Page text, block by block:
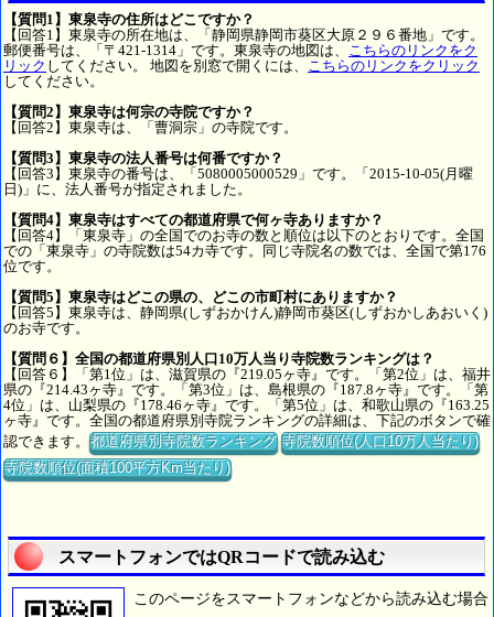
【質問1】東泉寺の住所はどこですか？
【回答1】東泉寺の所在地は、「静岡県静岡市葵区大原２９６番地」です。
郵便番号は、「〒421-1314」です。東泉寺の地図は、 こちらのリンクをク
リック してください。 地図を別窓で開くには、 こちらのリンクをクリック
してください。
【質問2】東泉寺は何宗の寺院ですか？
【回答2】東泉寺は、「曹洞宗」の寺院です。
【質問3】東泉寺の法人番号は何番ですか？
【回答3】東泉寺の番号は、「5080005000529」です。「2015-10-05(月曜
日)」に、法人番号が指定されました。
【質問4】東泉寺はすべての都道府県で何ヶ寺ありますか？
【回答4】「東泉寺」の全国でのお寺の数と順位は以下のとおりです。全国
での「東泉寺」の寺院数は54カ寺です。同じ寺院名の数では、全国で第176
位です。
【質問5】東泉寺はどこの県の、どこの市町村にありますか？
【回答5】東泉寺は、静岡県(しずおかけん)静岡市葵区(しずおかしあおいく)
のお寺です。
【質問６】全国の都道府県別人口10万人当り寺院数ランキングは？
【回答６】「第1位」は、滋賀県の『219.05ヶ寺』です。「第2位」は、福井
県の『214.43ヶ寺』です。「第3位」は、島根県の『187.8ヶ寺』です。「第
4位」は、山梨県の『178.46ヶ寺』です。「第5位」は、和歌山県の『163.25
ヶ寺』です。全国の都道府県別寺院ランキングの詳細は、下記のボタンで確
認できます。都道府県別寺院数ランキング 寺院数順位(人口10万人当たり)
寺院数順位(面積100平方Km当たり)
スマートフォンではQRコードで読み込む
このページをスマートフォンなどから読み込む場合